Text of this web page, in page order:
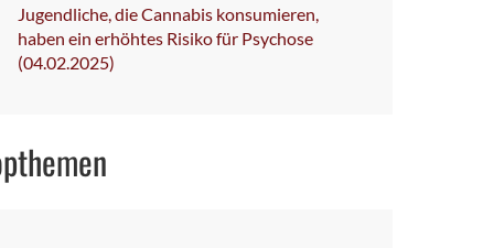
Jugendliche, die Cannabis konsumieren,
haben ein erhöhtes Risiko für Psychose
(04.02.2025)